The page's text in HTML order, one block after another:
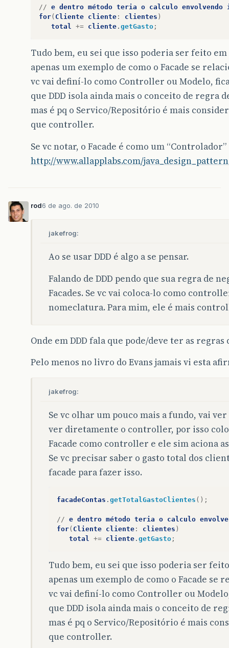
// e dentro método teria o calculo envolvendo
for( Cliente cliente : clientes )
total += cliente . getGasto ;
Tudo bem, eu sei que isso poderia ser feito
apenas um exemplo de como o Facade se
vc vai definí-lo como Controller ou Modelo,
que DDD isola ainda mais o conceito de regra
mas é pq o Servico/Repositório é mais
que controller.
Se vc notar, o Facade é como um
http://www.allapplabs.com/
rod6 de ago. de 2010
jakefrog:
Ao se usar DDD é algo a se pensar.
Falando de DDD pendo que sua regra de
Facades. Se vc vai coloca-lo como
nomeclatura. Para mim, ele é mais
Onde em DDD fala que pode/deve ter as regras
Pelo menos no livro do Evans jamais vi esta
jakefrog:
Se vc olhar um pouco mais a fundo, vai
ver diretamente o controller, por isso
Facade como controller e ele sim aciona
Se vc precisar saber o gasto total dos
facade para fazer isso.
facadeContas . getTotalGastoClientes ();
// e dentro método teria o calculo
for( Cliente cliente : clientes )
total += cliente . getGasto ;
Tudo bem, eu sei que isso poderia ser
apenas um exemplo de como o Facade se
vc vai definí-lo como Controller ou
que DDD isola ainda mais o conceito de
mas é pq o Servico/Repositório é mais
que controller.